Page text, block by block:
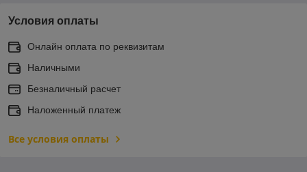
Условия оплаты
Онлайн оплата по реквизитам
Наличными
Безналичный расчет
Наложенный платеж
Все условия оплаты